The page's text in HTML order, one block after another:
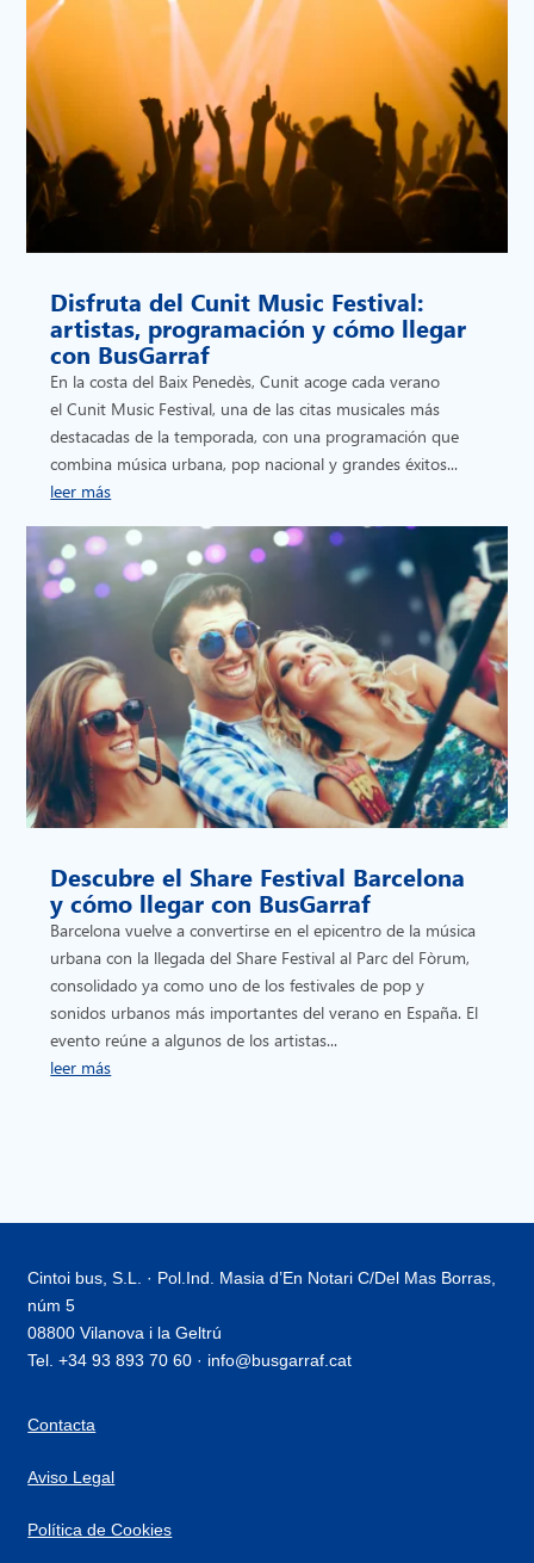
Disfruta del Cunit Music Festival:
artistas, programación y cómo llegar
con BusGarraf
En la costa del Baix Penedès, Cunit acoge cada verano
el Cunit Music Festival, una de las citas musicales más
destacadas de la temporada, con una programación que
combina música urbana, pop nacional y grandes éxitos...
leer más
Descubre el Share Festival Barcelona
y cómo llegar con BusGarraf
Barcelona vuelve a convertirse en el epicentro de la música
urbana con la llegada del Share Festival al Parc del Fòrum,
consolidado ya como uno de los festivales de pop y
sonidos urbanos más importantes del verano en España. El
evento reúne a algunos de los artistas...
leer más
Cintoi bus, S.L. · Pol.Ind. Masia d’En Notari C/Del Mas Borras,
núm 5
08800 Vilanova i la Geltrú
Tel. +34 93 893 70 60 · info@busgarraf.cat
Contacta
Aviso Legal
Política de Cookies